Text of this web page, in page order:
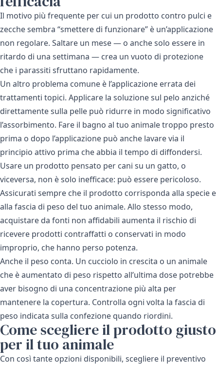
Il motivo più frequente per cui un prodotto contro pulci e
zecche sembra “smettere di funzionare” è un’applicazione
non regolare. Saltare un mese — o anche solo essere in
ritardo di una settimana — crea un vuoto di protezione
che i parassiti sfruttano rapidamente.
Un altro problema comune è l’applicazione errata dei
trattamenti topici. Applicare la soluzione sul pelo anziché
direttamente sulla pelle può ridurre in modo significativo
l’assorbimento. Fare il bagno al tuo animale troppo presto
prima o dopo l’applicazione può anche lavare via il
principio attivo prima che abbia il tempo di diffondersi.
Usare un prodotto pensato per cani su un gatto, o
viceversa, non è solo inefficace: può essere pericoloso.
Assicurati sempre che il prodotto corrisponda alla specie e
alla fascia di peso del tuo animale. Allo stesso modo,
acquistare da fonti non affidabili aumenta il rischio di
ricevere prodotti contraffatti o conservati in modo
improprio, che hanno perso potenza.
Anche il peso conta. Un cucciolo in crescita o un animale
che è aumentato di peso rispetto all’ultima dose potrebbe
aver bisogno di una concentrazione più alta per
mantenere la copertura. Controlla ogni volta la fascia di
peso indicata sulla confezione quando riordini.
Come scegliere il prodotto giusto
per il tuo animale
Con così tante opzioni disponibili, scegliere il preventivo